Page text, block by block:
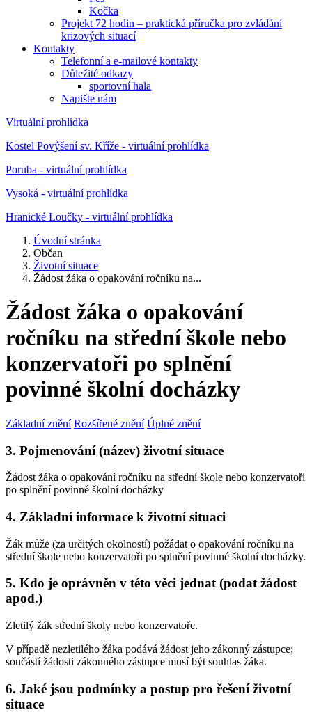
Kočka
Projekt 72 hodin – praktická příručka pro zvládání
krizových situací
Kontakty
Telefonní a e-mailové kontakty
Důležité odkazy
sportovní hala
Napište nám
Virtuální prohlídka
Kostel Povýšení sv. Kříže - virtuální prohlídka
Poruba - virtuální prohlídka
Vysoká - virtuální prohlídka
Hranické Loučky - virtuální prohlídka
Úvodní stránka
Občan
Životní situace
Žádost žáka o opakování ročníku na...
Žádost žáka o opakování
ročníku na střední škole nebo
konzervatoři po splnění
povinné školní docházky
Základní znění Rozšířené znění Úplné znění
3. Pojmenování (název) životní situace
Žádost žáka o opakování ročníku na střední škole nebo konzervatoři
po splnění povinné školní docházky
4. Základní informace k životní situaci
Žák může (za určitých okolností) požádat o opakování ročníku na
střední škole nebo konzervatoři po splnění povinné školní docházky.
5. Kdo je oprávněn v této věci jednat (podat žádost
apod.)
Zletilý žák střední školy nebo konzervatoře.
V případě nezletilého žáka podává žádost jeho zákonný zástupce;
součástí žádosti zákonného zástupce musí být souhlas žáka.
6. Jaké jsou podmínky a postup pro řešení životní
situace